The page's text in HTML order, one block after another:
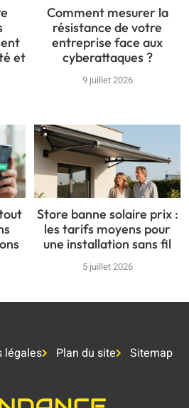
et
Comment mesurer la
résistance de votre
entreprise face aux
cyberattaques ?
9 juillet 2026
Store banne solaire prix :
les tarifs moyens pour
une installation sans fil
5 juillet 2026
légales Plan du site Sitemap